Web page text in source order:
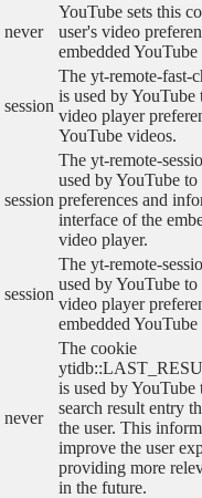
never
YouTube sets this
user's video
embedded
session
The yt-remote-fast-
is used by YouTube
video player
YouTube videos.
session
The yt-remote-
used by YouTube to
preferences and
interface of the
video player.
session
The yt-remote-
used by YouTube to
video player
embedded
never
The cookie
is used by YouTube
search result entry
the user. This
improve the user
providing more
in the future.